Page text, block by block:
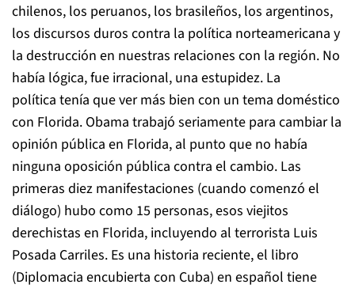
chilenos, los peruanos, los brasileños, los argentinos,
los discursos duros contra la política norteamericana y
la destrucción en nuestras relaciones con la región. No
había lógica, fue irracional, una estupidez. La
política tenía que ver más bien con un tema doméstico
con Florida. Obama trabajó seriamente para cambiar la
opinión pública en Florida, al punto que no había
ninguna oposición pública contra el cambio. Las
primeras diez manifestaciones (cuando comenzó el
diálogo) hubo como 15 personas, esos viejitos
derechistas en Florida, incluyendo al terrorista Luis
Posada Carriles. Es una historia reciente, el libro
(Diplomacia encubierta con Cuba) en español tiene